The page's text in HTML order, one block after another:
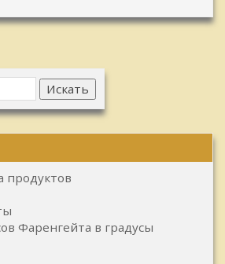
Искать
продуктов
Фаренгейта в градусы